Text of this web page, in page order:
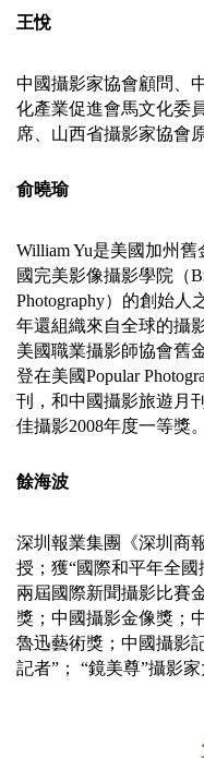
王悅
中國攝影家協會顧問、
化產業促進會馬文化委
席、山西省攝影家協會
俞曉瑜
William Yu是美國加州
國完美影像攝影學院（
Photography）的創始
年還組織來自全球的攝
美國職業攝影師協會舊
登在美國Popular
刊，和中國攝影旅遊月
佳攝影2008年度一等獎。
餘海波
深圳報業集團《深圳商
授；獲“國際和平年全
兩屆國際新聞攝影比賽
獎；中國攝影金像獎；
魯迅藝術獎；中國攝影
記者”； “鏡美尊”攝影家